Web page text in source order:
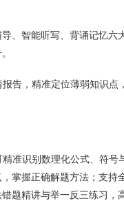
、智能听写、背诵记忆
告，精准定位薄弱知识点
准识别数理化公式、符
掌握正确解题方法；支
题精讲与举一反三练习，